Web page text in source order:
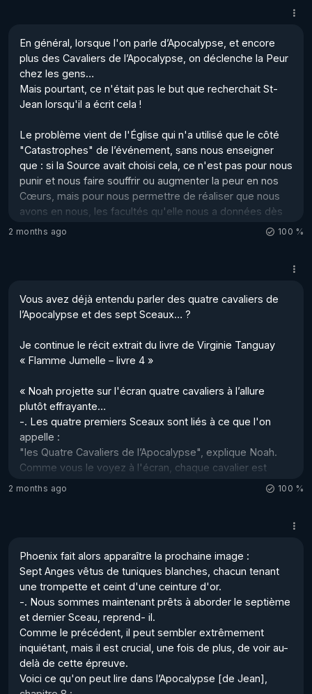
partenaire dans sa vie a pour raison d'avoir un effet miroir
devant nous, ce qui nous permettra d'apprendre à mieux
nous connaître et à faire les bons c...
En général, lorsque l'on parle d’Apocalypse, et encore
plus des Cavaliers de l’Apocalypse, on déclenche la Peur
chez les gens…
Mais pourtant, ce n'était pas le but que recherchait St-
Jean lorsqu'il a écrit cela !
Le problème vient de l'Église qui n'a utilisé que le côté
"Catastrophes" de l’événement, sans nous enseigner
que : si la Source avait choisi cela, ce n'est pas pour nous
punir et nous faire souffrir ou augmenter la peur en nos
Cœurs, mais pour nous permettre de réaliser que nous
avons en nous, les facultés qu'elle nous a données dès
le départ, de transcender cela !
Éthérique de la Terre, et donc de notre propre F...
2 months ago 100 %
Vous avez déjà entendu parler des quatre cavaliers de
l’Apocalypse et des sept Sceaux… ?
Je continue le récit extrait du livre de Virginie Tanguay
« Flamme Jumelle – livre 4 »
« Noah projette sur l'écran quatre cavaliers à l’allure
plutôt effrayante…
-. Les quatre premiers Sceaux sont liés à ce que l'on
appelle :
"les Quatre Cavaliers de l’Apocalypse", explique Noah.
Comme vous le voyez à l'écran, chaque cavalier est
monté sur un cheval de couleur différente, ce qui
Le troisième, sur un cheval noir, est le symbole de la
famine.
Enfin, le quatrième, monté sur un cheval verdâtre, incarne
la peste et les épidémies.
Albert...
2 months ago 100 %
Phoenix fait alors apparaître la prochaine image :
Sept Anges vêtus de tuniques blanches, chacun tenant
une trompette et ceint d'une ceinture d'or.
-. Nous sommes maintenant prêts à aborder le septième
et dernier Sceau, reprend- il.
Comme le précédent, il peut sembler extrêmement
inquiétant, mais il est crucial, une fois de plus, de voir au-
delà de cette épreuve.
Voici ce qu'on peut lire dans l’Apocalypse [de Jean],